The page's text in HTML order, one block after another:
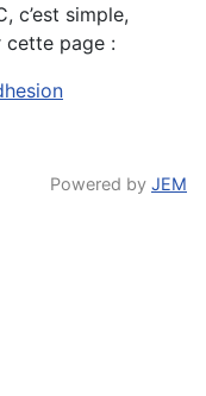
c’est simple,
cette page :
Powered by JEM